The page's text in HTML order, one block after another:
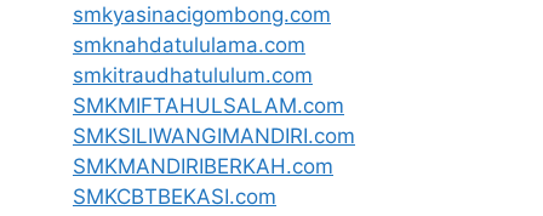
smkyasinacigombong.com
smknahdatululama.com
smkitraudhatululum.com
SMKMIFTAHULSALAM.com
SMKSILIWANGIMANDIRI.com
SMKMANDIRIBERKAH.com
SMKCBTBEKASI.com